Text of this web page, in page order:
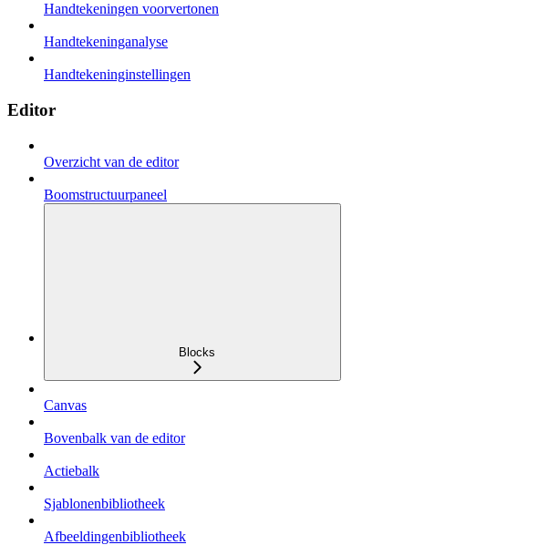
Handtekeningen voorvertonen
Handtekeninganalyse
Handtekeninginstellingen
Editor
Overzicht van de editor
Boomstructuurpaneel
Blocks
Canvas
Bovenbalk van de editor
Actiebalk
Sjablonenbibliotheek
Afbeeldingenbibliotheek